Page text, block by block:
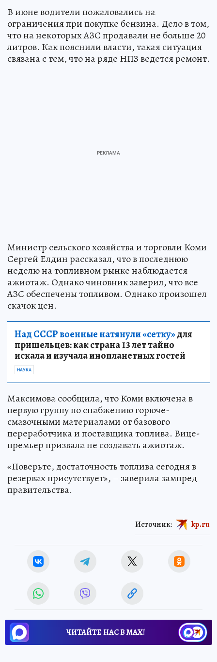
В июне водители пожаловались на
ограничения при покупке бензина. Дело в том,
что на некоторых АЗС продавали не больше 20
литров. Как пояснили власти, такая ситуация
связана с тем, что на ряде НПЗ ведется ремонт.
Министр сельского хозяйства и торговли Коми
Сергей Елдин рассказал, что в последнюю
неделю на топливном рынке наблюдается
ажиотаж. Однако чиновник заверил, что все
АЗС обеспечены топливом. Однако произошел
скачок цен.
Над СССР военные натянули «сетку»для
пришельцев: как страна 13 лет тайно
искала и изучала инопланетных гостей
НАУКА
Максимова сообщила, что Коми включена в
первую группу по снабжению горюче-
смазочными материалами от базового
переработчика и поставщика топлива. Вице-
премьер призвала не создавать ажиотаж.
«Поверьте, достаточность топлива сегодня в
резервах присутствует», – заверила зампред
правительства.
Источник: kp.ru
ЧИТАЙТЕ НАС В МАХ!